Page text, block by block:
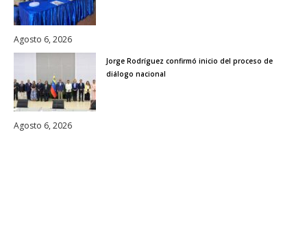
Agosto 6, 2026
Jorge Rodríguez confirmó inicio del proceso de
diálogo nacional
Agosto 6, 2026